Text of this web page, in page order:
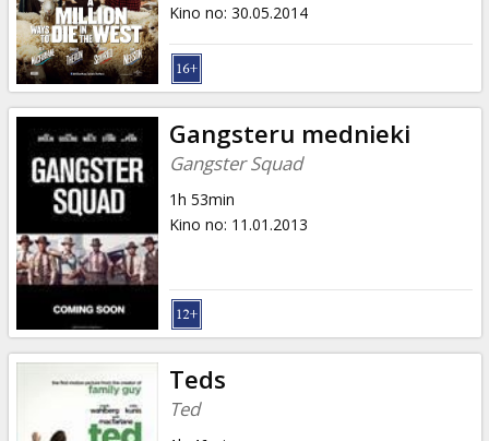
Kino no: 30.05.2014
Gangsteru mednieki
Gangster Squad
1h 53min
Kino no: 11.01.2013
Teds
Ted